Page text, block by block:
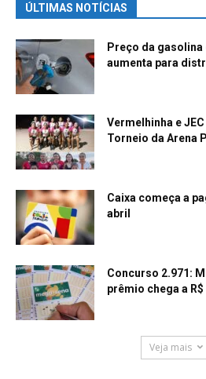
ÚLTIMAS NOTÍCIAS
Preço da
aumenta para
Vermelhinha e
Torneio da Arena
Caixa começa a
abril
Concurso 2.971:
prêmio chega a
Veja mais